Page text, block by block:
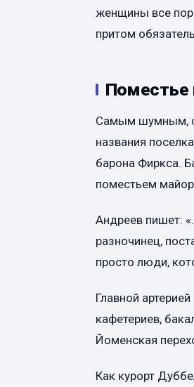
женщины все
притом
Поместье
Самым шумным,
названия
барона Фиркса.
поместьем
Андреев пишет:
разночинец,
просто люди,
Главной
кафетериев,
Йоменская
Как курорт